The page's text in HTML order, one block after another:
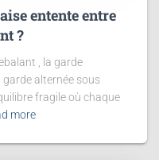
entente entre
?
, la garde
alternée sous
fragile où chaque
more